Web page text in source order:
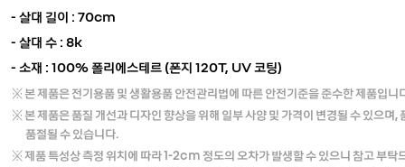
- 살대 길이 : 70cm
- 살대 수 : 8k
- 소재 : 100% 폴리에스테르 (폰지 120T, UV 코팅)
※ 본 제품은 전기용품 및 생활용품 안전관리법에 따른 안전기준을 준수한 제품입니
※본 제품은 품질 개선과 디자인 향상을 위해 일부 사양 및 가격이 변경될 수 있으며,
품절될 수 있습니다.
※ 제품 특성상 측정 위치에 따라 1-2cm 정도의 오차가 발생할 수 있으니 참고 부탁